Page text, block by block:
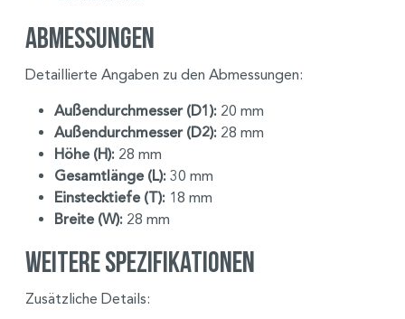
Abmessungen
Detaillierte Angaben zu den Abmessungen:
Außendurchmesser (D1): 20 mm
Außendurchmesser (D2): 28 mm
Höhe (H): 28 mm
Gesamtlänge (L): 30 mm
Einstecktiefe (T): 18 mm
Breite (W): 28 mm
Weitere Spezifikationen
Zusätzliche Details: